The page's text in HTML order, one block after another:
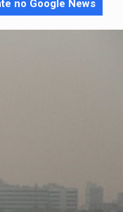
no Google News